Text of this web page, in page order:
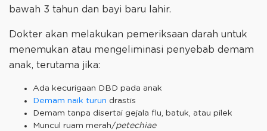
bawah 3 tahun dan bayi baru lahir.
Dokter akan melakukan pemeriksaan darah untuk
menemukan atau mengeliminasi penyebab demam
anak, terutama jika:
Ada kecurigaan DBD pada anak
Demam naik turun drastis
Demam tanpa disertai gejala flu, batuk, atau pilek
Muncul ruam merah/petechiae